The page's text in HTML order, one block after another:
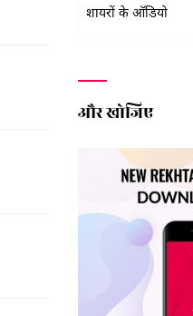
शायरों के ऑडियो
और खोजिए